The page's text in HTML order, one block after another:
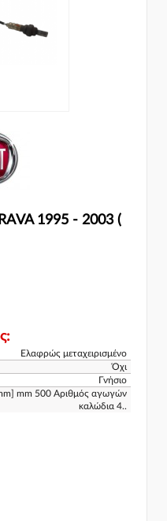
1995 - 2003 (
Ελαφρώς μεταχειρισμένο
Όχι
Γνήσιο
mm 500 Αριθμός αγωγών
καλώδια 4..